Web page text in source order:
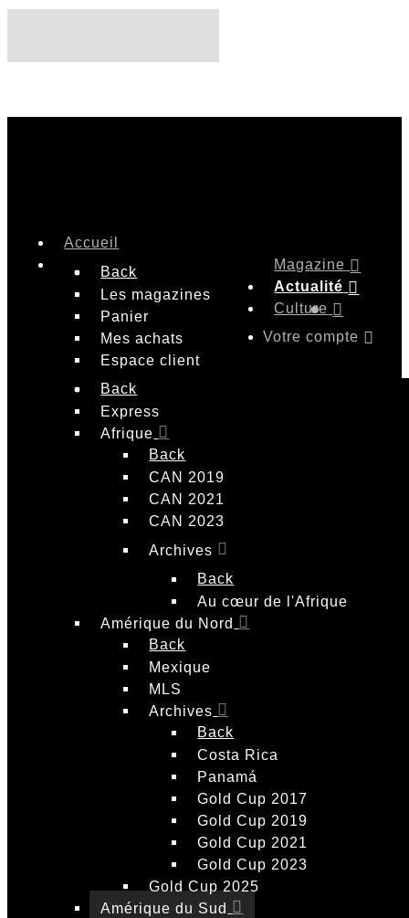
Accueil
Magazine
Back
Les magazines
Panier
Mes achats
Espace client
Actualité
Back
Express
Afrique
Back
CAN 2019
CAN 2021
CAN 2023
Archives
Back
Au cœur de l'Afrique
Amérique du Nord
Back
Mexique
MLS
Archives
Back
Costa Rica
Panamá
Gold Cup 2017
Gold Cup 2019
Gold Cup 2021
Gold Cup 2023
Gold Cup 2025
Amérique du Sud
Culture
Votre compte